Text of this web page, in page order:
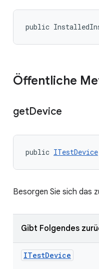
public
Öffentliche
getDevice
public ITestDevice
Besorgen Sie sich das
Gibt Folgendes
ITestDevice